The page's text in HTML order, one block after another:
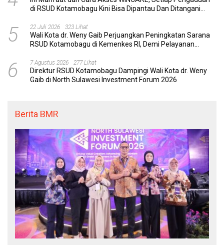
di RSUD Kotamobagu Kini Bisa Dipantau Dan Ditangani
5 22 Juli 2026 323 Lihat
Wali Kota dr. Weny Gaib Perjuangkan Peningkatan Sarana
RSUD Kotamobagu di Kemenkes RI, Demi Pelayanan
6 7 Agustus 2026 277 Lihat
Direktur RSUD Kotamobagu Dampingi Wali Kota dr. Weny
Gaib di North Sulawesi Investment Forum 2026
Berita BMR